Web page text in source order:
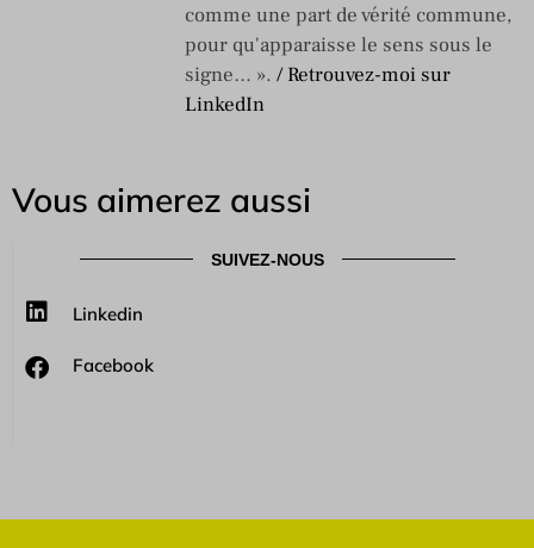
comme une part de vérité commune,
pour qu'apparaisse le sens sous le
signe… ». / Retrouvez-moi sur
LinkedIn
Vous aimerez aussi
SUIVEZ-NOUS
Linkedin
Facebook